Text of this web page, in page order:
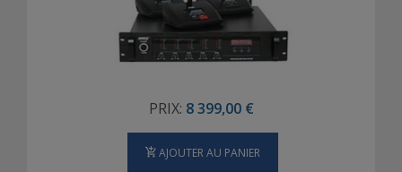
PRIX: 8 399,00 €
AJOUTER AU PANIER